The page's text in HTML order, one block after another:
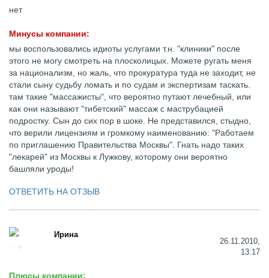
нет
Минусы компании:
мы воспользовались идиоты услугами т.н. "клиники" после
этого не могу смотреть на плосколицых. Можете ругать меня
за национализм, но жаль, что прокуратура туда не заходит, не
стали сыну судьбу ломать и по судам и экспертизам таскать.
там такие "массажисты", что вероятно путают лечебный, или
как они называют "тибетский" массаж с маструбацией
подростку. Сын до сих пор в шоке. Не представился, стыдно,
что верили лицензиям и громкому наименованию: "Работаем
по приглашению Правительства Москвы". Гнать надо таких
"лекарей" из Москвы к Лужкову, которому они вероятно
башляли уроды!
ОТВЕТИТЬ НА ОТЗЫВ
Ирина
26.11.2010,
13:17
Плюсы компании: